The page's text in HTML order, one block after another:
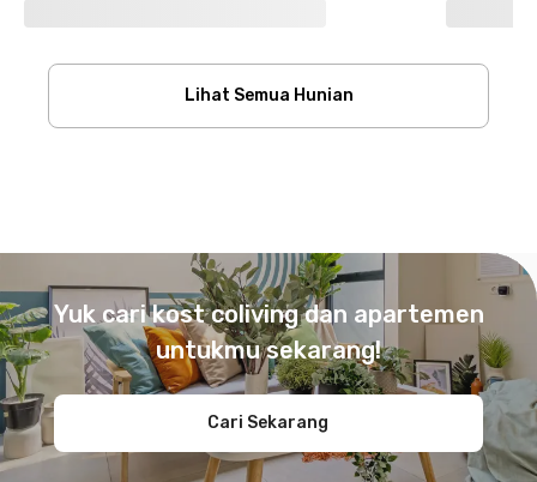
Lihat Semua Hunian
Yuk cari kost coliving dan apartemen
untukmu sekarang!
Cari Sekarang